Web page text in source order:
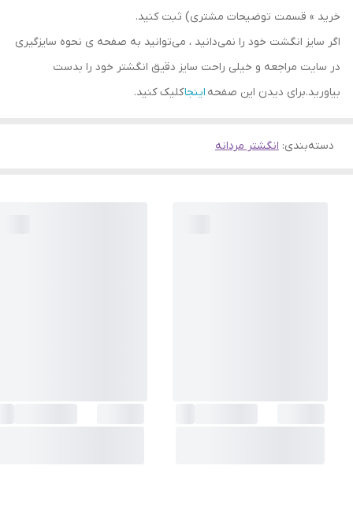
خرید » قسمت توضیحات مشتری) ثبت کنید.
اگر سایز انگشت خود را نمی‌دانید ، می‌توانید به صفحه ی نحوه سایزگیری
در سایت مراجعه و خیلی راحت سایز دقیق انگشتر خود را بدست
بیاورید.برای دیدن این صفحه اینجاکلیک کنید.
دسته‌بندی: انگشتر مردانه